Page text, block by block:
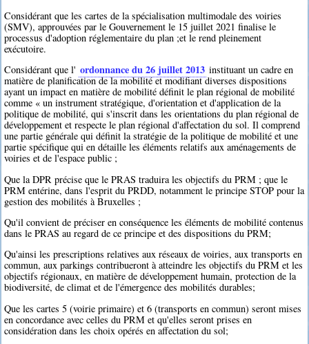
Considérant que les cartes de la spécialisation multimodale des voiries
(SMV), approuvées par le Gouvernement le 15 juillet 2021 finalise le
processus d'adoption réglementaire du plan ;et le rend pleinement
exécutoire.
Considérant que l' ordonnance du 26 juillet 2013 instituant un cadre en
matière de planification de la mobilité et modifiant diverses dispositions
ayant un impact en matière de mobilité définit le plan régional de mobilité
comme « un instrument stratégique, d'orientation et d'application de la
politique de mobilité, qui s'inscrit dans les orientations du plan régional de
développement et respecte le plan régional d'affectation du sol. Il comprend
une partie générale qui définit la stratégie de la politique de mobilité et une
partie spécifique qui en détaille les éléments relatifs aux aménagements de
voiries et de l'espace public ;
Que la DPR précise que le PRAS traduira les objectifs du PRM ; que le
PRM entérine, dans l'esprit du PRDD, notamment le principe STOP pour la
gestion des mobilités à Bruxelles ;
Qu'il convient de préciser en conséquence les éléments de mobilité contenus
dans le PRAS au regard de ce principe et des dispositions du PRM;
Qu'ainsi les prescriptions relatives aux réseaux de voiries, aux transports en
commun, aux parkings contribueront à atteindre les objectifs du PRM et les
objectifs régionaux, en matière de développement humain, protection de la
biodiversité, de climat et de l'émergence des mobilités durables;
Que les cartes 5 (voirie primaire) et 6 (transports en commun) seront mises
en concordance avec celles du PRM et qu'elles seront prises en
considération dans les choix opérés en affectation du sol;